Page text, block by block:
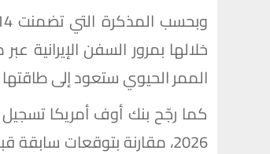
خلالها بمرور السفن
الممر الحيوي ستعود إلى طاقتها